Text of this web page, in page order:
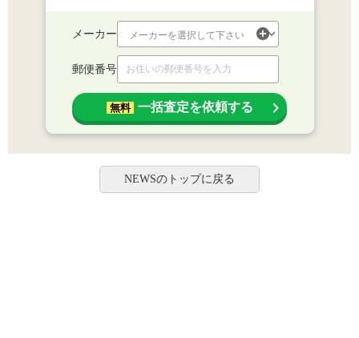
メーカー
郵便番号
無料 一括査定を依頼する
NEWSのトップに戻る